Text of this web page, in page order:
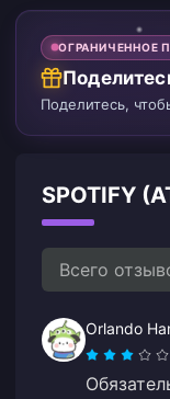
ОГРАНИЧЕННОЕ
Поделитесь,
SPOTIFY
Всего
Orlando